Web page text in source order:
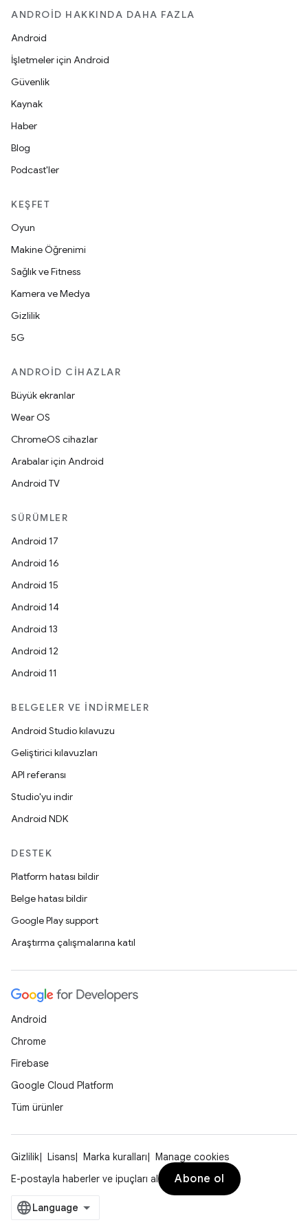
ANDROID HAKKINDA DAHA FAZLA
Android
İşletmeler için Android
Güvenlik
Kaynak
Haber
Blog
Podcast'ler
KEŞFET
Oyun
Makine Öğrenimi
Sağlık ve Fitness
Kamera ve Medya
Gizlilik
5G
ANDROID CIHAZLAR
Büyük ekranlar
Wear OS
ChromeOS cihazlar
Arabalar için Android
Android TV
SÜRÜMLER
Android 17
Android 16
Android 15
Android 14
Android 13
Android 12
Android 11
BELGELER VE İNDIRMELER
Android Studio kılavuzu
Geliştirici kılavuzları
API referansı
Studio'yu indir
Android NDK
DESTEK
Platform hatası bildir
Belge hatası bildir
Google Play support
Araştırma çalışmalarına katıl
Android
Chrome
Firebase
Google Cloud Platform
Tüm ürünler
Gizlilik Lisans Marka kuralları
Manage cookies
E-postayla haberler ve ipuçları al
Abone ol